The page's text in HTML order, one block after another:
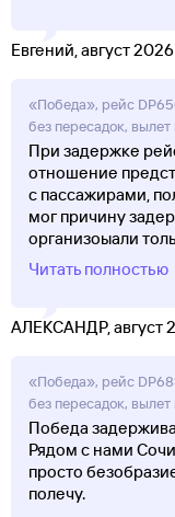
Евгений, август 2026
«Победа», рейс
без пересадок, вылет
При задержке
отношение
с пассажирами,
мог причину
организоыали
Читать полностью
АЛЕКСАНДР, август
«Победа», рейс
без пересадок, вылет
Победа
Рядом с нами
просто
полечу.